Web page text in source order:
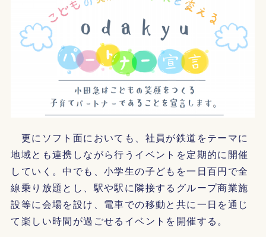
更にソフト面においても、社員が鉄道をテーマに
地域とも連携しながら行うイベントを定期的に開催
していく。中でも、小学生の子どもを一日百円で全
線乗り放題とし、駅や駅に隣接するグループ商業施
設等に会場を設け、電車での移動と共に一日を通じ
て楽しい時間が過ごせるイベントを開催する。